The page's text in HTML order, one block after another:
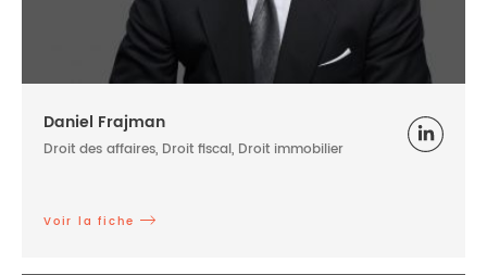
Daniel Frajman
Droit des affaires, Droit fiscal, Droit immobilier
Voir la fiche